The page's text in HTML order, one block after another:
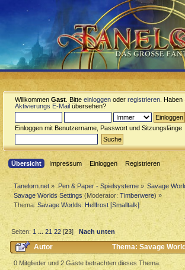
Willkommen Gast . Bitte einloggen oder registrieren .
Aktivierungs E-Mail übersehen?
Einloggen mit Benutzername, Passwort und Sitzungslänge
Übersicht Impressum Einloggen Registrieren
Tanelorn.net » Pen & Paper - Spielsysteme» Savage
Savage Worlds Settings(Moderator:Timberwere) »
Thema:Savage Worlds: Hellfrost [Smalltalk]
Seiten:1 ...21 22 [23] Nach unten
Autor
Thema: Savage
[Smalltalk] (Gelesen 186023 mal)
0 Mitglieder und 2 Gäste betrachten dieses Thema.